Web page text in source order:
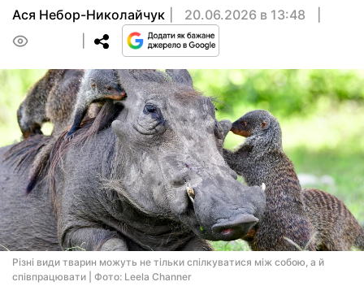
Ася Небор-Николайчук
20.06.2026 в 13:48
Різні види тварин можуть не тільки спілкуватися між собою, а й
співпрацювати | Фото: Leela Channer